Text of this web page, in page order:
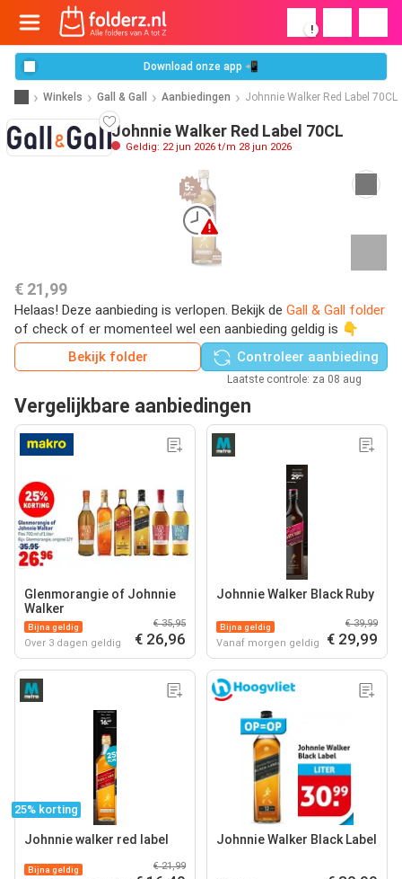
!
Download onze app 📲
Winkels Gall & Gall Aanbiedingen Johnnie Walker Red Label 70CL
Johnnie Walker Red Label 70CL
Geldig: 22 jun 2026 t/m 28 jun 2026
€ 21,99
Helaas! Deze aanbieding is verlopen. Bekijk de Gall & Gall folder
of check of er momenteel wel een aanbieding geldig is 👇
Bekijk folder
Controleer aanbieding
Laatste controle: za 08 aug
Vergelijkbare aanbiedingen
Glenmorangie of Johnnie
Walker
Bijna geldig
Over 3 dagen geldig
€ 35,95
€ 26,96
Johnnie Walker Black Ruby
Bijna geldig
Vanaf morgen geldig
€ 39,99
€ 29,99
25% korting
Johnnie walker red label
Bijna geldig € 21,99
Johnnie Walker Black Label